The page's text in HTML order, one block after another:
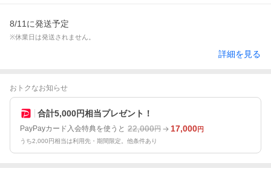
8/11に発送予定
※休業日は発送されません。
詳細を見る
おトクなお知らせ
合計5,000円相当プレゼント！
PayPayカード入会特典を使うと 22,000円 17,000円
うち2,000円相当は利用先・期間限定。他条件あり